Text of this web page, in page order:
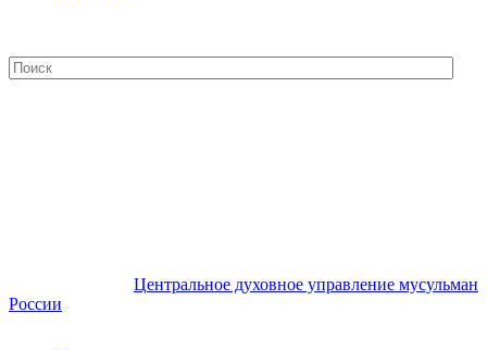
Центральное духовное управление мусульман
России